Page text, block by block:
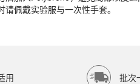
佩戴实验服与一次性手套。
用 批次